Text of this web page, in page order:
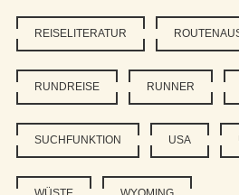
REISELITERATUR
RUNDREISE RUNNER
SUCHFUNKTION USA